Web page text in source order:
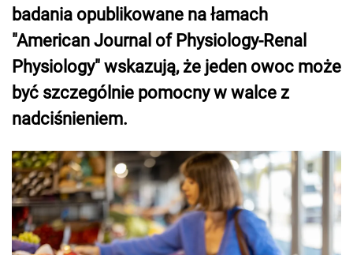
badania opublikowane na łamach
"American Journal of Physiology-Renal
Physiology" wskazują, że jeden owoc może
być szczególnie pomocny w walce z
nadciśnieniem.